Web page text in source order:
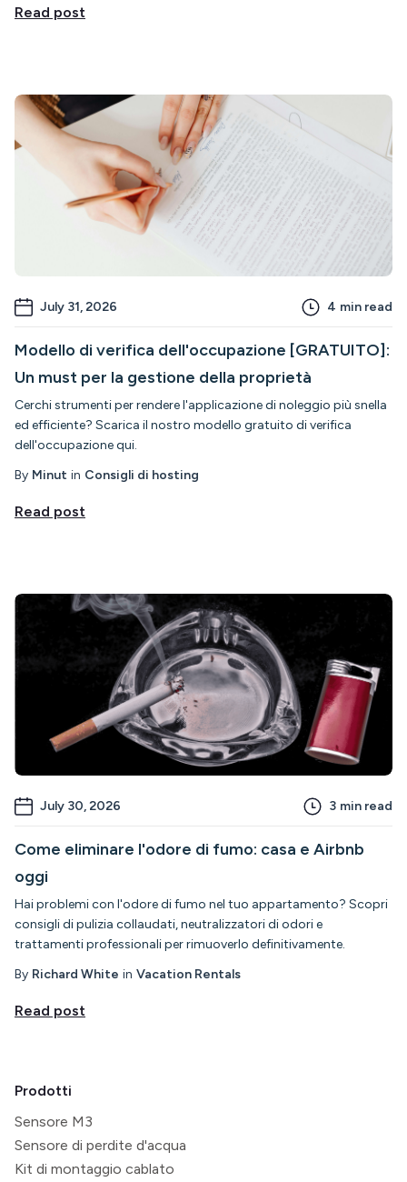
Read post
July 31, 2026 4 min read
Modello di verifica dell'occupazione [GRATUITO]:
Un must per la gestione della proprietà
Cerchi strumenti per rendere l'applicazione di noleggio più snella
ed efficiente? Scarica il nostro modello gratuito di verifica
dell'occupazione qui.
By Minut in Consigli di hosting
Read post
July 30, 2026 3 min read
Come eliminare l'odore di fumo: casa e Airbnb
oggi
Hai problemi con l'odore di fumo nel tuo appartamento? Scopri
consigli di pulizia collaudati, neutralizzatori di odori e
trattamenti professionali per rimuoverlo definitivamente.
By Richard White in Vacation Rentals
Read post
Prodotti
Sensore M3
Sensore di perdite d'acqua
Kit di montaggio cablato